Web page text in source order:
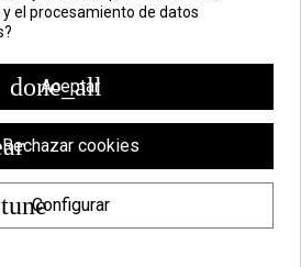
invitados
el procesamiento de datos
done_all
Aceptar
Rechazar cookies
tuneConfigurar